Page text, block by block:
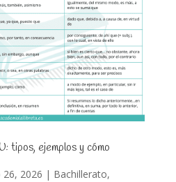
tipos, ejemplos y cómo
26, 2026 | Bachillerato,